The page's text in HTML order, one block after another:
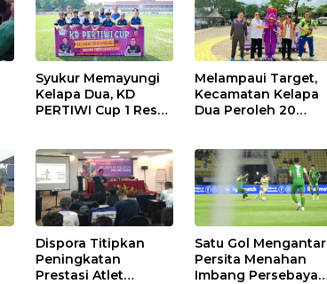
Syukur Memayungi
Kelapa Dua, KD
PERTIWI Cup 1 Resmi
Melampaui Target,
Kecamatan Kelapa
Dua Peroleh 20
Porkab VI
Kabupaten
Tangerang
Dispora Titipkan
Peningkatan
Prestasi Atlet
Satu Gol Mengantar
Persita Menahan
Imbang Persebaya